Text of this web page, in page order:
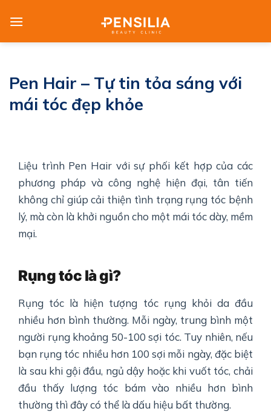
Pen Hair – Tự tin tỏa sáng với
mái tóc đẹp khỏe
Liệu trình Pen Hair với sự phối kết hợp của các
phương pháp và công nghệ hiện đại, tân tiến
không chỉ giúp cải thiện tình trạng rụng tóc bệnh
lý, mà còn là khởi nguồn cho một mái tóc dày, mềm
mại.
Rụng tóc là gì?
Rụng tóc là hiện tượng tóc rụng khỏi da đầu
nhiều hơn bình thường. Mỗi ngày, trung bình một
người rụng khoảng 50-100 sợi tóc. Tuy nhiên, nếu
bạn rụng tóc nhiều hơn 100 sợi mỗi ngày, đặc biệt
là sau khi gội đầu, ngủ dậy hoặc khi vuốt tóc, chải
đầu thấy lượng tóc bám vào nhiều hơn bình
thường thì đây có thể là dấu hiệu bất thường.